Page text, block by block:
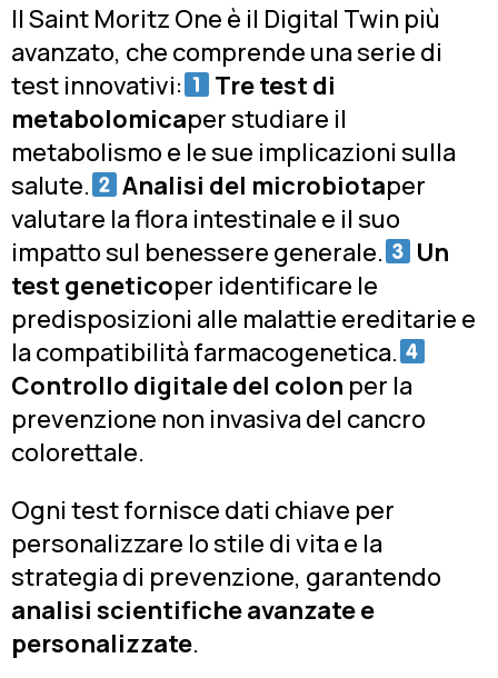
Il Saint Moritz One è il Digital Twin più
avanzato, che comprende una serie di
test innovativi:
Tre test di
metabolomicaper studiare il
metabolismo e le sue implicazioni sulla
salute.
Analisi del microbiotaper
valutare la flora intestinale e il suo
impatto sul benessere generale.
Un
test geneticoper identificare le
predisposizioni alle malattie ereditarie e
la compatibilità farmacogenetica.
Controllo digitale del colon per la
prevenzione non invasiva del cancro
colorettale.
Ogni test fornisce dati chiave per
personalizzare lo stile di vita e la
strategia di prevenzione, garantendo
analisi scientifiche avanzate e
personalizzate.